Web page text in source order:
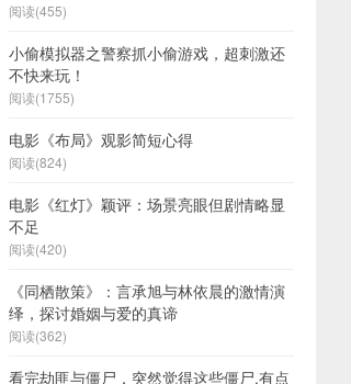
阅读(455)
小偷模拟器之警察抓小偷游戏，超刺激还
不快来玩！
阅读(1755)
电影《布局》观影简短心得
阅读(824)
电影《红灯》颖评：场景亮眼但剧情略显
不足
阅读(420)
《同栖散策》：言承旭与林依晨的激情演
绎，探讨婚姻与爱的真谛
阅读(362)
看完劫匪与僵尸，突然觉得这些僵尸,有点